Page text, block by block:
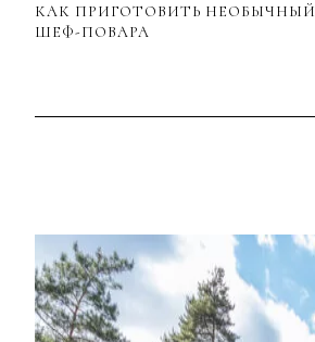
КАК ПРИГОТОВИТЬ
ШЕФ-ПОВАРА